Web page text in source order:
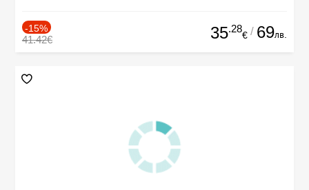
-15%
41.42€ 35.28
€ / 69лв.